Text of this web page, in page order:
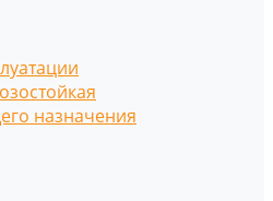
назначения